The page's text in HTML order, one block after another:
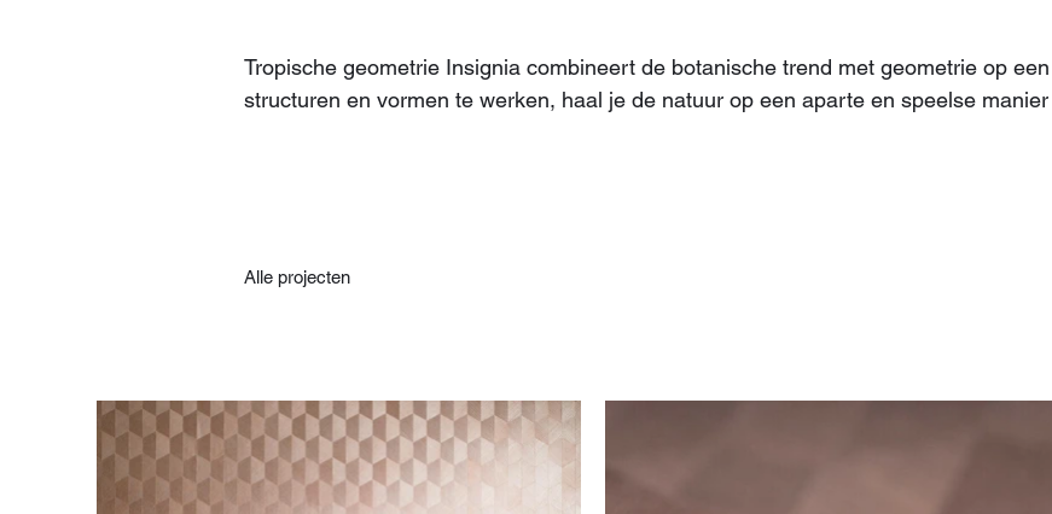
Tropische geometrie Insignia combineert de botanische trend met geometrie op
structuren en vormen te werken, haal je de natuur op een aparte en speelse
Alle projecten